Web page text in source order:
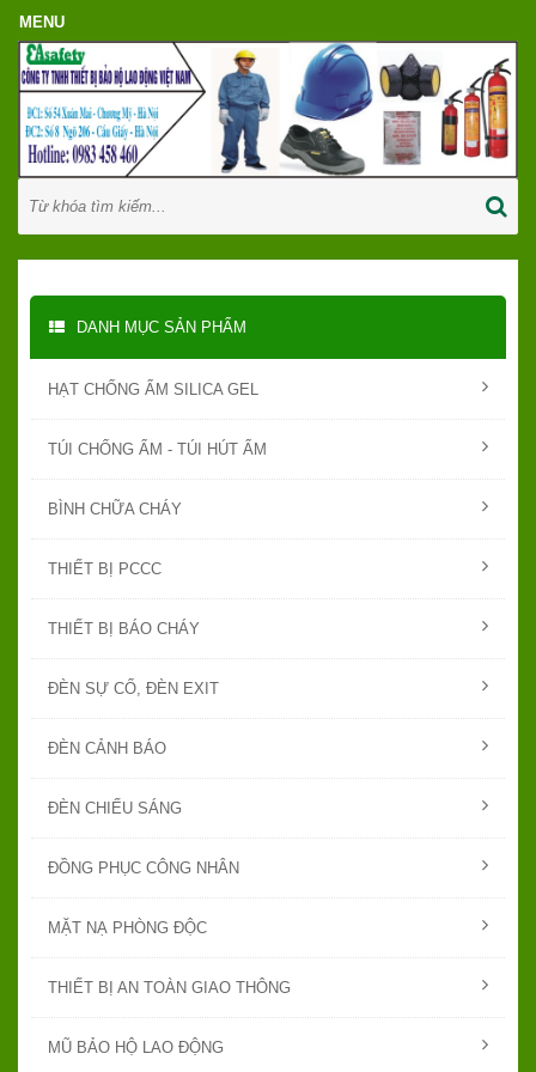
DANH MỤC SẢN PHẨM
HẠT CHỐNG ẨM SILICA GEL
TÚI CHỐNG ẨM - TÚI HÚT ẨM
BÌNH CHỮA CHÁY
THIẾT BỊ PCCC
THIẾT BỊ BÁO CHÁY
ĐÈN SỰ CỐ, ĐÈN EXIT
ĐÈN CẢNH BÁO
ĐÈN CHIẾU SÁNG
ĐỒNG PHỤC CÔNG NHÂN
MẶT NẠ PHÒNG ĐỘC
THIẾT BỊ AN TOÀN GIAO THÔNG
MŨ BẢO HỘ LAO ĐỘNG